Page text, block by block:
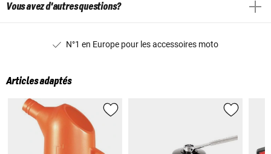
Vous avez d'autres questions?
N°1 en Europe pour les accessoires moto
Articles adaptés